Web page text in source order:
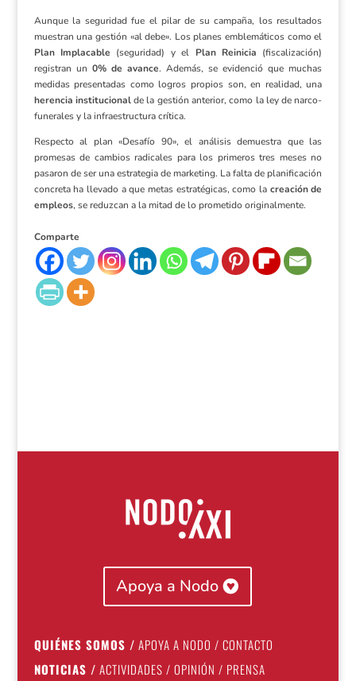
Aunque la seguridad fue el pilar de su campaña, los resultados
muestran una gestión «al debe». Los planes emblemáticos como el
Plan Implacable (seguridad) y el Plan Reinicia (fiscalización)
registran un 0% de avance. Además, se evidenció que muchas
medidas presentadas como logros propios son, en realidad, una
herencia institucionalde la gestión anterior, como la ley de narco-
funerales y la infraestructura crítica.
Respecto al plan «Desafío 90», el análisis demuestra que las
promesas de cambios radicales para los primeros tres meses no
pasaron de ser una estrategia de marketing. La falta de planificación
concreta ha llevado a que metas estratégicas, como la creación de
empleos, se reduzcan a la mitad de lo prometido originalmente.
Comparte
Apoya a Nodo
QUIÉNES SOMOS / APOYA A NODO / CONTACTO
NOTICIAS / ACTIVIDADES / OPINIÓN / PRENSA